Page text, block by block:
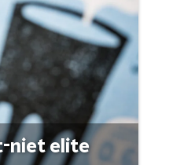
niet elite